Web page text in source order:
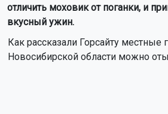
отличить моховик от поганки, и
вкусный ужин.
Как рассказали Горсайту местные
Новосибирской области можно